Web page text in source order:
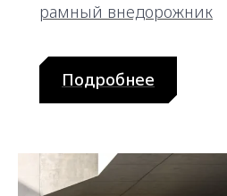
рамный внедорожник
Подробнее